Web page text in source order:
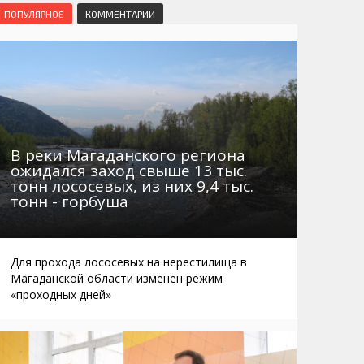
Маршруты. Улицы, остановки
Автобусы Магадан – Аэропорт
Таблица приливов отливов
Мошенники
Интернет
Браконьеры
ПОПУЛЯРНОЕ КОММЕНТАРИИ
В реки Магаданского региона
ожидался заход свыше 13 тыс.
тонн лососевых, из них 9,4 тыс.
тонн - горбуша
Для прохода лососевых на нерестилища в
Магаданской области изменен режим
«проходных дней»